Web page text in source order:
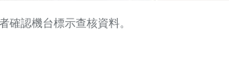
確認機台標示查核資料。